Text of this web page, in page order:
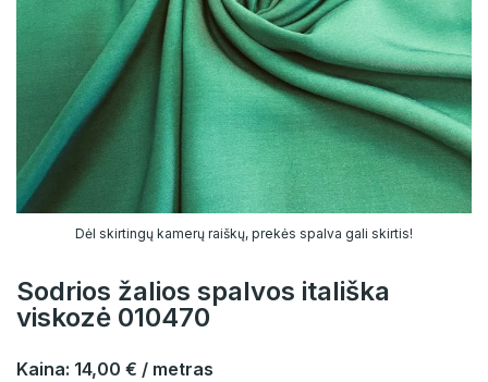
Dėl skirtingų kamerų raiškų, prekės spalva gali skirtis!
Sodrios žalios spalvos itališka
viskozė 010470
Kaina: 14,00 € / metras